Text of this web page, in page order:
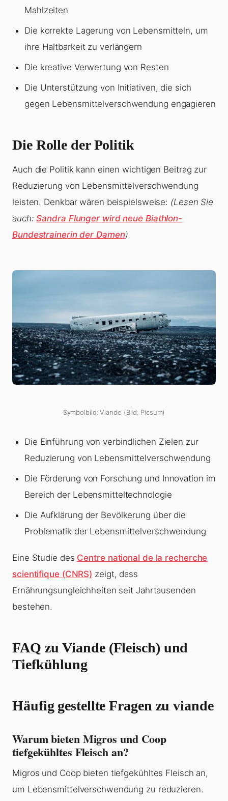
Mahlzeiten
Die korrekte Lagerung von Lebensmitteln, um
ihre Haltbarkeit zu verlängern
Die kreative Verwertung von Resten
Die Unterstützung von Initiativen, die sich
gegen Lebensmittelverschwendung engagieren
Die Rolle der Politik
Auch die Politik kann einen wichtigen Beitrag zur
Reduzierung von Lebensmittelverschwendung
leisten. Denkbar wären beispielsweise: (Lesen Sie
auch:Sandra Flunger wird neue Biathlon-
Bundestrainerin der Damen)
Symbolbild: Viande (Bild: Picsum)
Die Einführung von verbindlichen Zielen zur
Reduzierung von Lebensmittelverschwendung
Die Förderung von Forschung und Innovation im
Bereich der Lebensmitteltechnologie
Die Aufklärung der Bevölkerung über die
Problematik der Lebensmittelverschwendung
Eine Studie des Centre national de la recherche
scientifique (CNRS) zeigt, dass
Ernährungsungleichheiten seit Jahrtausenden
bestehen.
FAQ zuViande(Fleisch) und
Tiefkühlung
Häufig gestellte Fragen zu viande
Warum bieten Migros und Coop
tiefgekühltes Fleisch an?
Migros und Coop bieten tiefgekühltes Fleisch an,
um Lebensmittelverschwendung zu reduzieren.